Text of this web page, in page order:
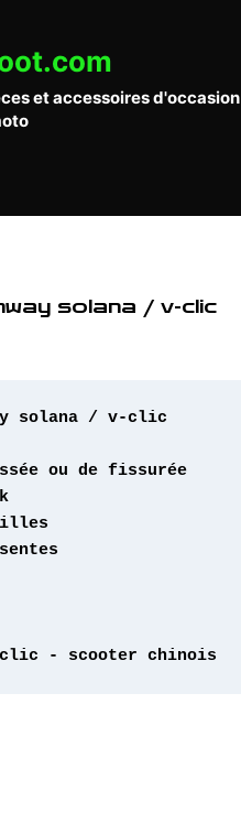
et accessoires d'occasion
solana / v-clic
clic - scooter chinois